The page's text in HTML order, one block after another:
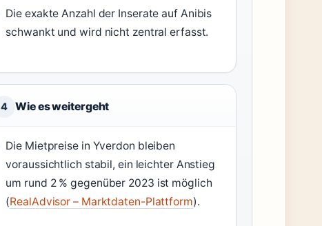
Die exakte Anzahl der Inserate auf Anibis
schwankt und wird nicht zentral erfasst.
4 Wie es weitergeht
Die Mietpreise in Yverdon bleiben
voraussichtlich stabil, ein leichter Anstieg
um rund 2 % gegenüber 2023 ist möglich
(RealAdvisor – Marktdaten-Plattform).